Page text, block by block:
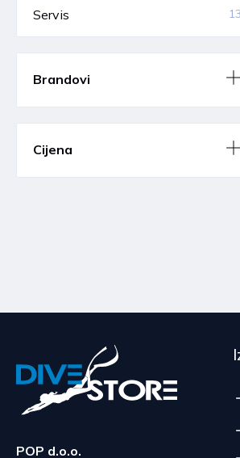
Servis 13
Brandovi
Cijena
POP d.o.o.